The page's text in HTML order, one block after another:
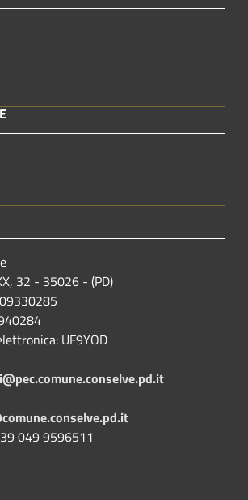
32 - 35026 - (PD)
UF9YOD
049 9596511